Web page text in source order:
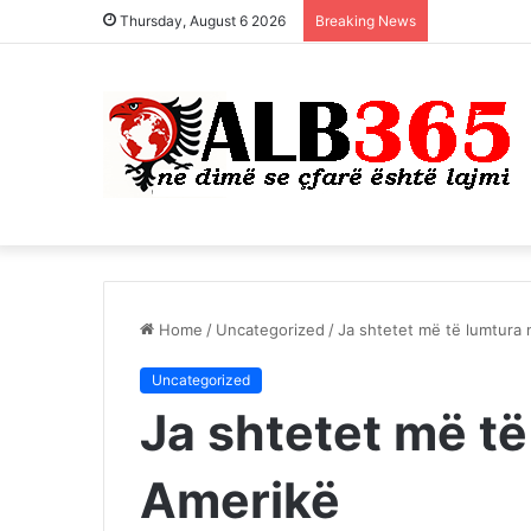
Thursday, August 6 2026 Breaking News
Home / Uncategorized /Ja shtetet më të lumtura
Uncategorized
Ja shtetet më
Amerikë